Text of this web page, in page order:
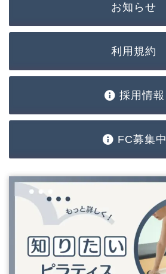
お知らせ
利用規約
採用情報
FC募集中